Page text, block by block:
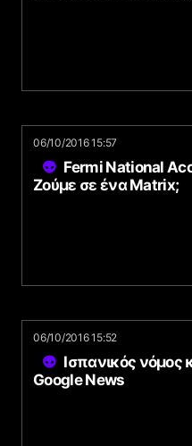
06/10/2016 15:57
Fermi National
Ζούμε σε ένα Matrix;
06/10/2016 15:52
Ισπανικός νόμος
Google News